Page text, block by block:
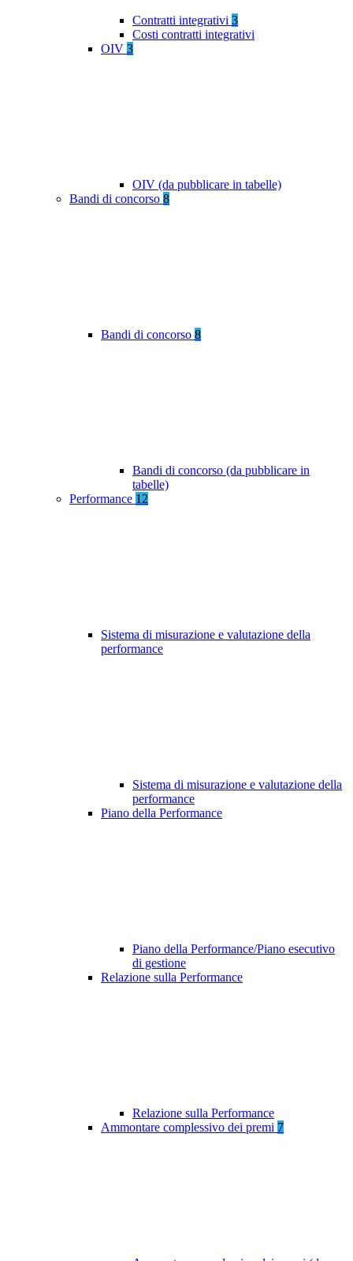
Contratti integrativi 3
Costi contratti integrativi
OIV 3
OIV (da pubblicare in tabelle)
Bandi di concorso 8
Bandi di concorso 8
Bandi di concorso (da pubblicare in
tabelle)
Performance 12
Sistema di misurazione e valutazione della
performance
Sistema di misurazione e valutazione della
performance
Piano della Performance
Piano della Performance/Piano esecutivo
di gestione
Relazione sulla Performance
Relazione sulla Performance
Ammontare complessivo dei premi 7